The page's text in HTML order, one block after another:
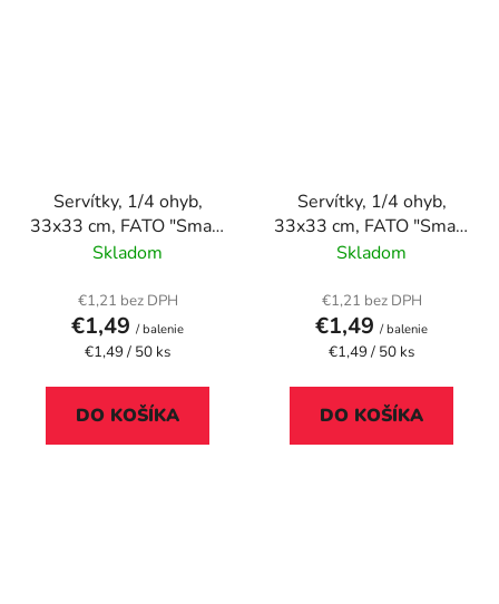
Servítky, 1/4 ohyb,
33x33 cm, FATO "Smart
Table", bordová
Skladom
€1,21 bez DPH
€1,49 / balenie
Jednotková
€1,49 / 50 ks
DO KOŠÍKA
Servítky, 1/4 ohyb,
33x33 cm, FATO "Smart
Table", šampanské
Skladom
€1,21 bez DPH
€1,49 / balenie
Jednotková
€1,49 / 50 ks
DO KOŠÍKA